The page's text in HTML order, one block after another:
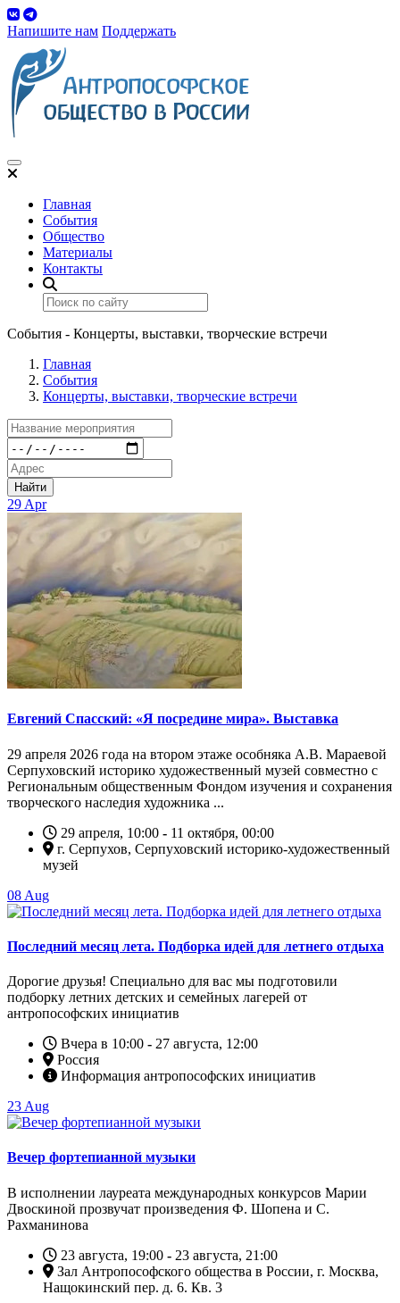
Напишите нам Поддержать
Toggle navigation
Главная
События
Общество
Материалы
Контакты
События - Концерты, выставки, творческие встречи
Главная
События
Концерты, выставки, творческие встречи
Найти
29 Apr
Евгений Спасский: «Я посредине мира». Выставка
29 апреля 2026 года на втором этаже особняка А.В. Мараевой
Серпуховский историко художественный музей совместно с
Региональным общественным Фондом изучения и сохранения
творческого наследия художника ...
29 апреля, 10:00 - 11 октября, 00:00
г. Серпухов, Серпуховский историко-художественный
музей
08 Aug
Последний месяц лета. Подборка идей для летнего отдыха
Дорогие друзья! Специально для вас мы подготовили
подборку летних детских и семейных лагерей от
антропософских инициатив
Вчера в 10:00 - 27 августа, 12:00
Россия
Информация антропософских инициатив
23 Aug
Вечер фортепианной музыки
В исполнении лауреата международных конкурсов Марии
Двоскиной прозвучат произведения Ф. Шопена и С.
Рахманинова
23 августа, 19:00 - 23 августа, 21:00
Зал Антропософского общества в России, г. Москва,
Нащокинский пер. д. 6. Кв. 3